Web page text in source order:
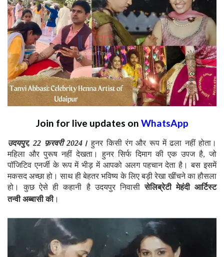
Join for live updates on WhatsApp
उदयपुर, 22 फ़रवरी 2024।हुनर किसी रंग और रूप में ढला नहीं होता।
महिला और पुरूष नहीं देखता। हुनर सिर्फ दिमाग की एक उपज है, जो
पॉजिटिव एनर्जी के रूप में भीड़ में आपको अलग पहचान देता है। बस इसमें
मकसद अच्छा हो। साथ ही बेहतर भविष्य के लिए बड़ी रेखा खींचने का हौसला
हो। कुछ ऐसे ही कहानी है उदयपुर निवासीसेलिब्रेटी मेहंदी आर्टिस्ट
तन्वी अब्बासी की।